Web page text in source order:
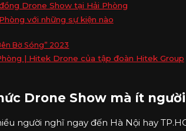
Drone Show tại Hải Phòng
với những sự kiện nào
Bờ Sóng” 2023
| Hitek Drone của tập đoàn Hitek Group
Drone Show mà ít
người nghĩ ngay đến Hà Nội hay